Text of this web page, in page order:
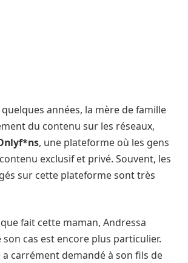
années, la mère de famille
du contenu sur les réseaux,
, une plateforme où les gens
exclusif et privé. Souvent, les
sur cette plateforme sont très
que fait cette maman, Andressa
son cas est encore plus particulier.
a carrément demandé à son fils de